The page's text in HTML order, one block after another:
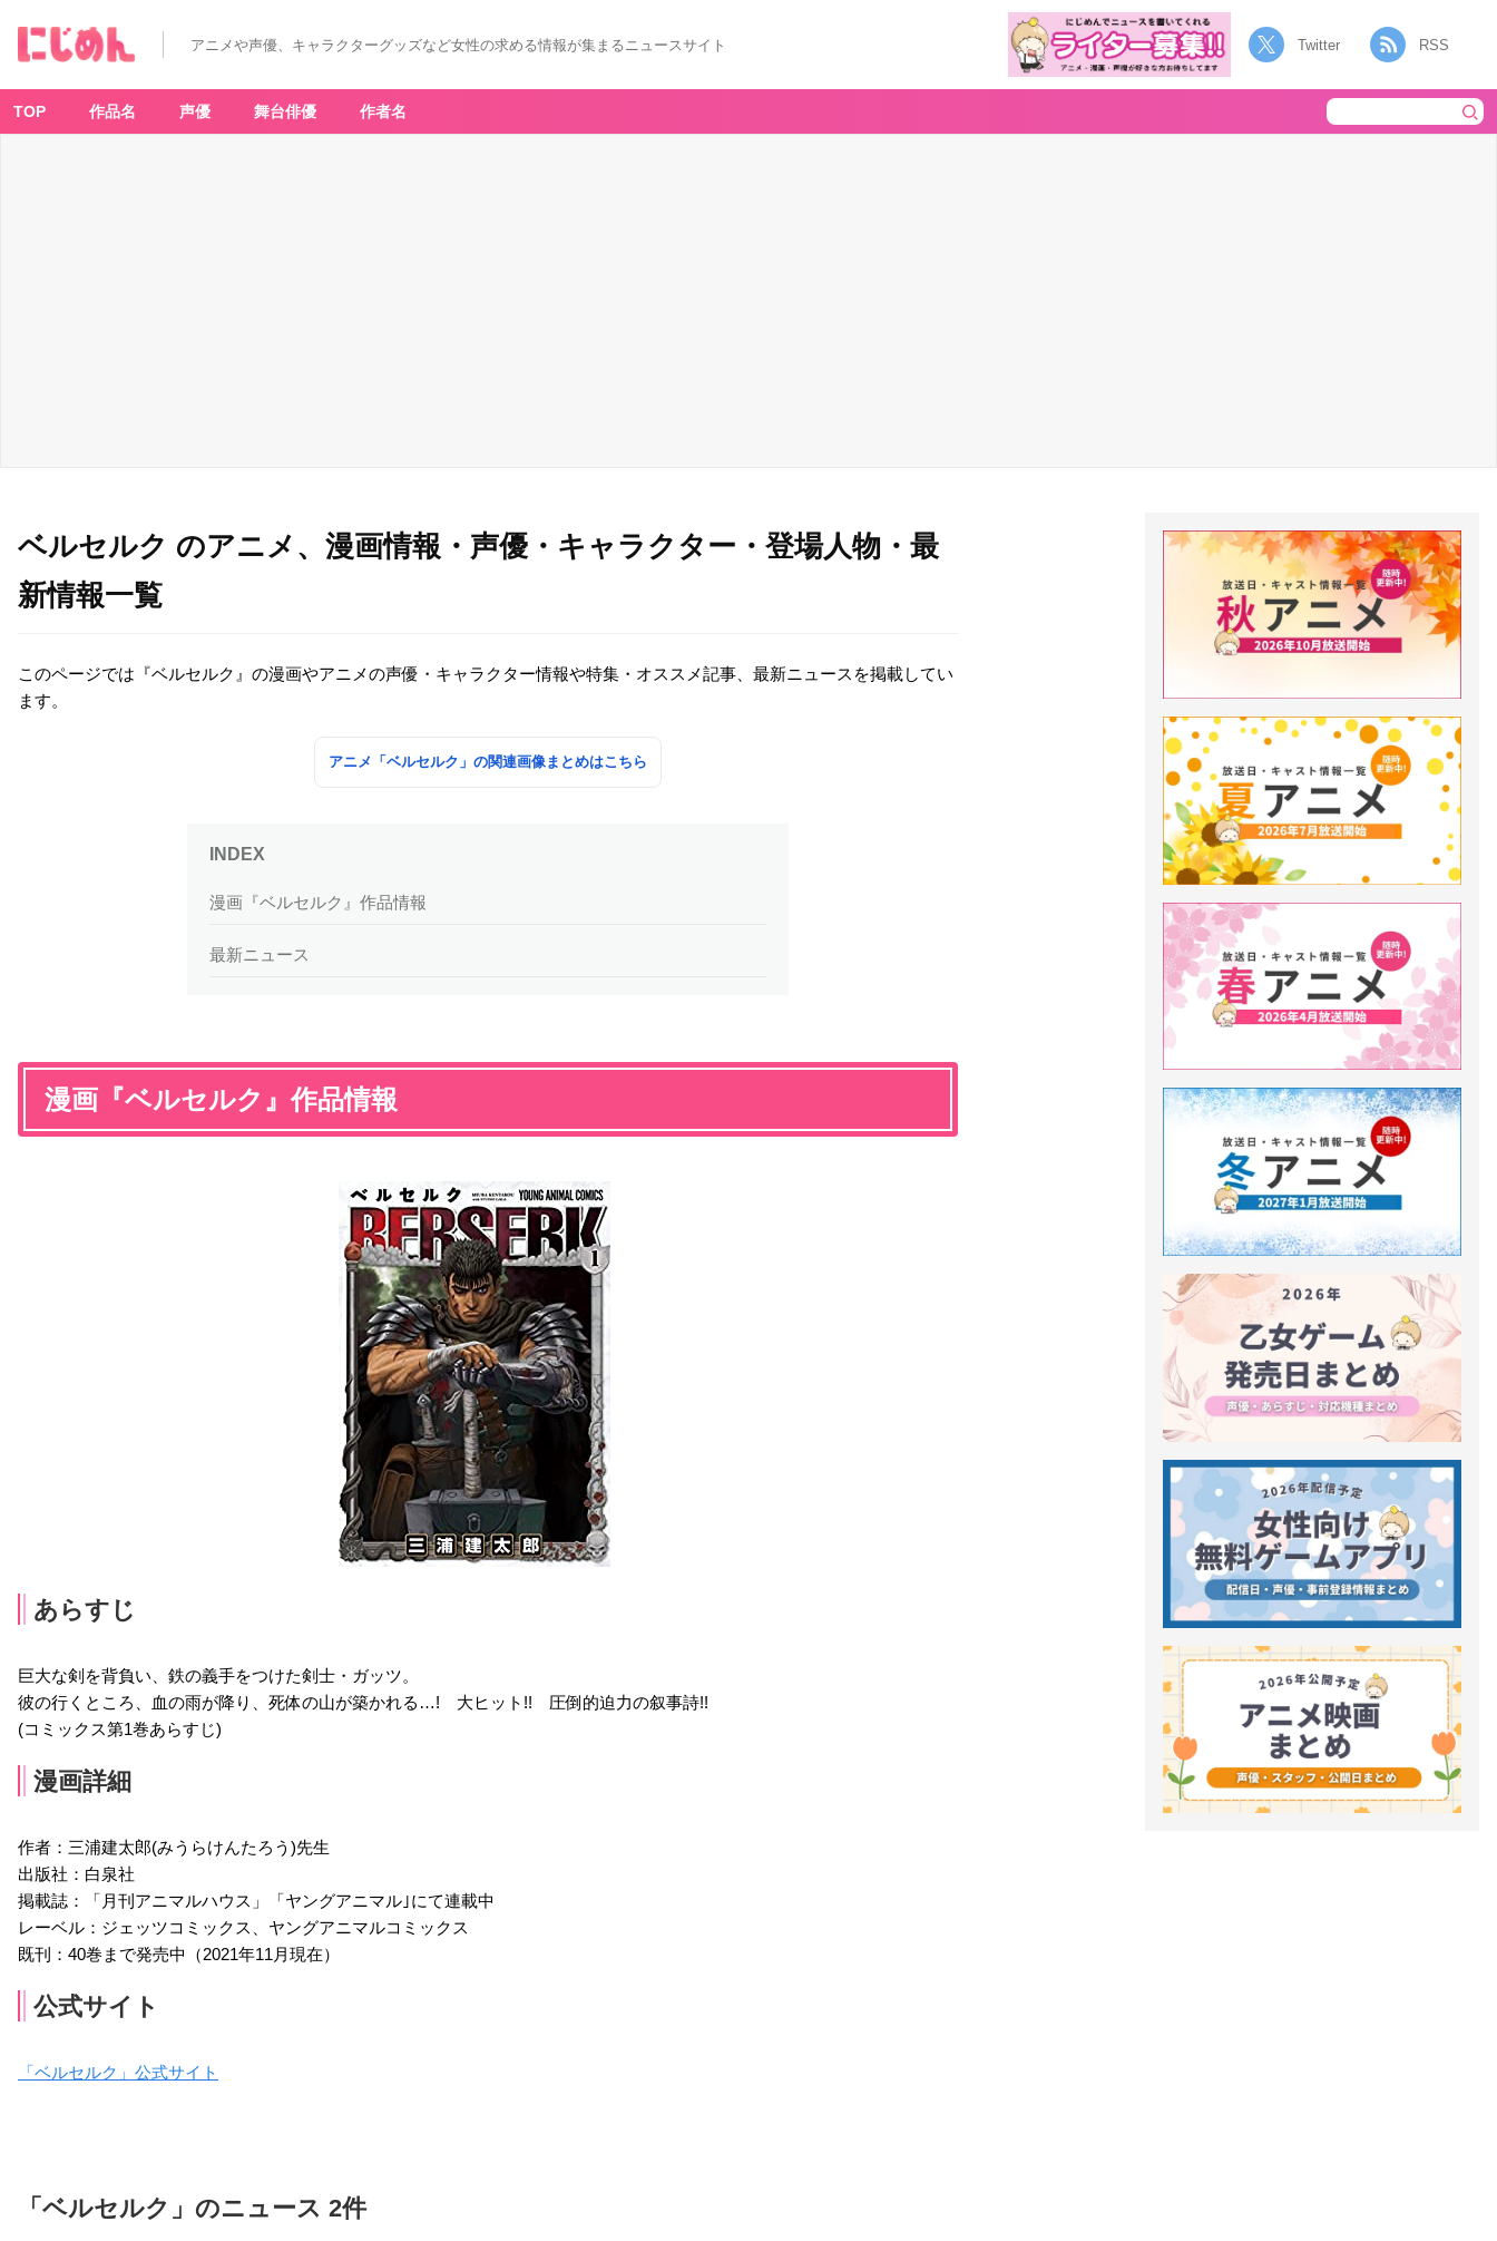
アニメや声優、キャラクターグッズなど女性の求める情報が集まるニュースサイト Twitter RSS
TOP 作品名 声優 舞台俳優 作者名
ベルセルク のアニメ、漫画情報・声優・キャラクター・登場人物・最
新情報一覧
このページでは『ベルセルク』の漫画やアニメの声優・キャラクター情報や特集・オススメ記事、最新ニュースを掲載してい
ます。
アニメ「ベルセルク」の関連画像まとめはこちら
漫画『ベルセルク』作品情報
最新ニュース
漫画『ベルセルク』作品情報
あらすじ
巨大な剣を背負い、鉄の義手をつけた剣士・ガッツ。
彼の行くところ、血の雨が降り、死体の山が築かれる…! 大ヒット!! 圧倒的迫力の叙事詩!!
(コミックス第1巻あらすじ)
漫画詳細
作者：三浦建太郎(みうらけんたろう)先生
出版社：白泉社
掲載誌：「月刊アニマルハウス」「ヤングアニマル｣にて連載中
レーベル：ジェッツコミックス、ヤングアニマルコミックス
既刊：40巻まで発売中（2021年11月現在）
公式サイト
「ベルセルク」公式サイト
「ベルセルク」のニュース 2件